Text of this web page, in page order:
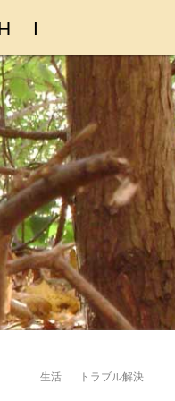
トラブル解決
生活